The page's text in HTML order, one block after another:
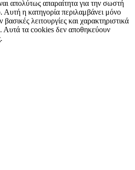
απολύτως απαραίτητα για την σωστή
Αυτή η κατηγορία περιλαμβάνει μόνο
λειτουργίες και χαρακτηριστικά
Αυτά τα cookies δεν αποθηκεύουν